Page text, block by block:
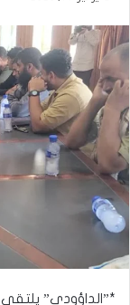
*”الداؤودي”